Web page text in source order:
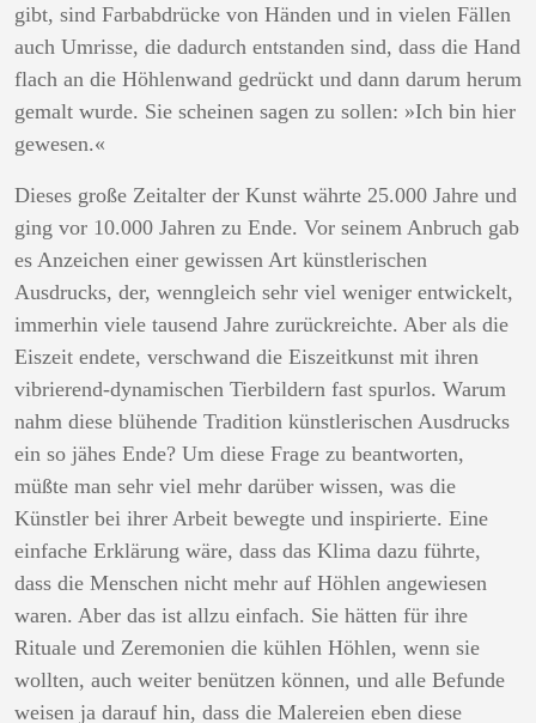
gibt, sind Farbabdrücke von Händen und in vielen Fällen
auch Umrisse, die dadurch entstanden sind, dass die Hand
flach an die Höhlenwand gedrückt und dann darum herum
gemalt wurde. Sie scheinen sagen zu sollen: »Ich bin hier
gewesen.«
Dieses große Zeitalter der Kunst währte 25.000 Jahre und
ging vor 10.000 Jahren zu Ende. Vor seinem Anbruch gab
es Anzeichen einer gewissen Art künstlerischen
Ausdrucks, der, wenngleich sehr viel weniger entwickelt,
immerhin viele tausend Jahre zurückreichte. Aber als die
Eiszeit endete, verschwand die Eiszeitkunst mit ihren
vibrierend-dynamischen Tierbildern fast spurlos. Warum
nahm diese blühende Tradition künstlerischen Ausdrucks
ein so jähes Ende? Um diese Frage zu beantworten,
müßte man sehr viel mehr darüber wissen, was die
Künstler bei ihrer Arbeit bewegte und inspirierte. Eine
einfache Erklärung wäre, dass das Klima dazu führte,
dass die Menschen nicht mehr auf Höhlen angewiesen
waren. Aber das ist allzu einfach. Sie hätten für ihre
Rituale und Zeremonien die kühlen Höhlen, wenn sie
wollten, auch weiter benützen können, und alle Befunde
weisen ja darauf hin, dass die Malereien eben diese